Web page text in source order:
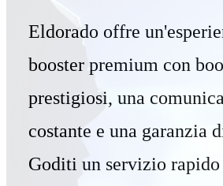
Eldorado offre
booster premium con
prestigiosi, una
costante e una garanzia
Goditi un servizio rapido